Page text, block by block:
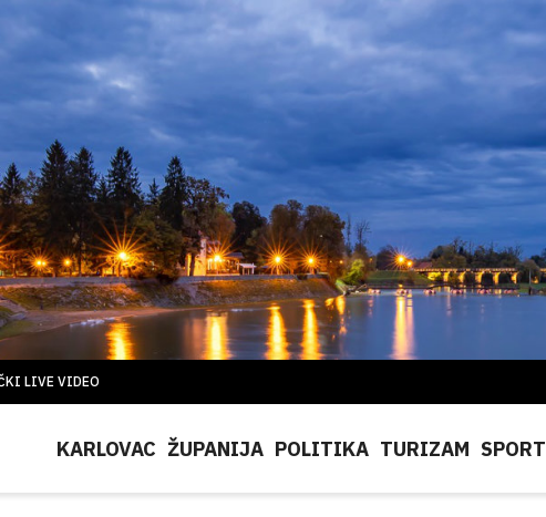
LIVE VIDEO
KARLOVAC ŽUPANIJA POLITIKA TURIZAM SPORT